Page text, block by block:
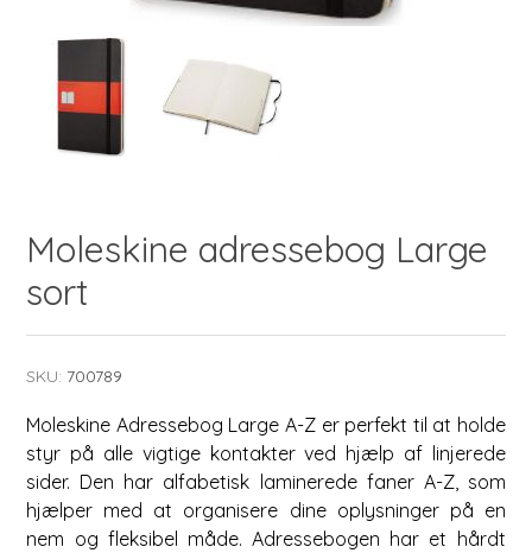
Moleskine adressebog Large
sort
SKU: 700789
Moleskine Adressebog Large A-Z er perfekt til at holde
styr på alle vigtige kontakter ved hjælp af linjerede
sider. Den har alfabetisk laminerede faner A-Z, som
hjælper med at organisere dine oplysninger på en
nem og fleksibel måde. Adressebogen har et hårdt